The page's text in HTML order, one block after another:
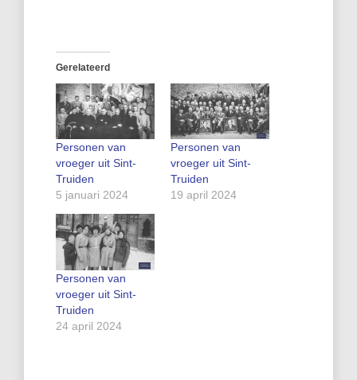
Gerelateerd
Personen van
vroeger uit Sint-
Truiden
5 januari 2024
Personen van
vroeger uit Sint-
Truiden
19 april 2024
Personen van
vroeger uit Sint-
Truiden
24 april 2024